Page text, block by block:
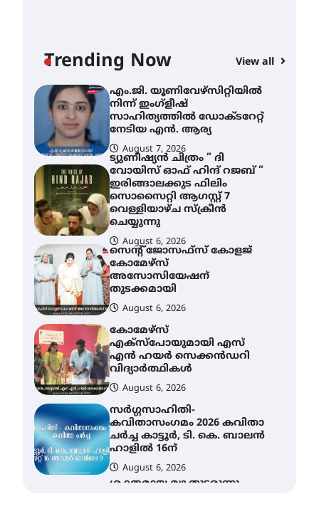
Trending Now View all
August 7, 2026
വോയിസ് ഓഫ് ഹിന്ദ് റജബ് ”
ഇരിങ്ങാലക്കുട ഫിലിം
സൊസൈറ്റി ആഗസ്റ്റ് 7
വെള്ളിയാഴ്ച സ്‌ക്രീൻ
ചെയ്യുന്നു
August 6, 2026
സെന്റ് ജോസഫ്സ് കോളജ്
കോമേഴ്‌സ്
അസോസിയേഷന്
തുടക്കമായി
August 6, 2026
കോമേഴ്സ്
എക്സ്പോയുമായി എസ്
എൻ ഹയർ സെക്കൻഡറി
വിദ്യാർത്ഥികൾ
August 6, 2026
സർഗ്ഗസാഹിതി-
കവിതാസംഗമം 2026 കവിതാ
ചർച്ച കാട്ടൂർ, ടി. കെ. ബാലൻ
ഹാളിൽ 16ന്
August 6, 2026
ശക്തമായ മഴ തുടരുന്നു –
തൃശൂർ ജില്ലയിൽ എല്ലാ
വിദ്യാഭ്യാസ
സ്ഥാപനങ്ങൾക്കും
ശനിയാഴ്ച അവധി
August 7, 2026